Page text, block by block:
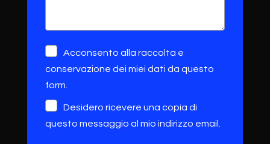
Acconsento alla raccolta e
conservazione dei miei dati da questo
form.
Desidero ricevere una copia di
questo messaggio al mio indirizzo email.